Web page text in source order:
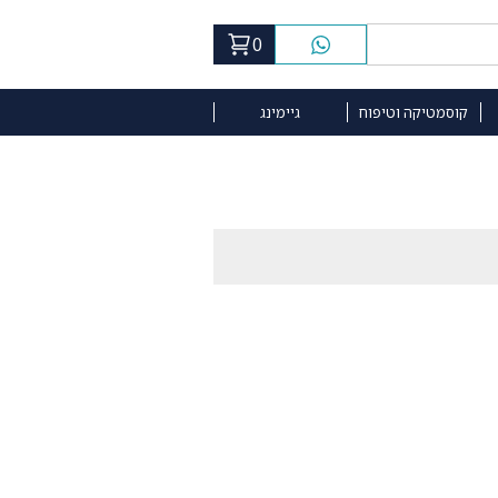
0
קוסמטיקה וטיפוח גיימינג